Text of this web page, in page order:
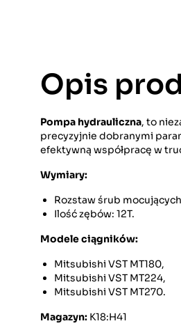
Opis
Pompa hydrauliczna, to
precyzyjnie dobranymi
efektywną współpracę w
Wymiary:
Rozstaw śrub
Ilość zębów: 12T.
Modele ciągników:
Mitsubishi VST MT180,
Mitsubishi VST MT224,
Mitsubishi VST MT270.
Magazyn: K18:H41